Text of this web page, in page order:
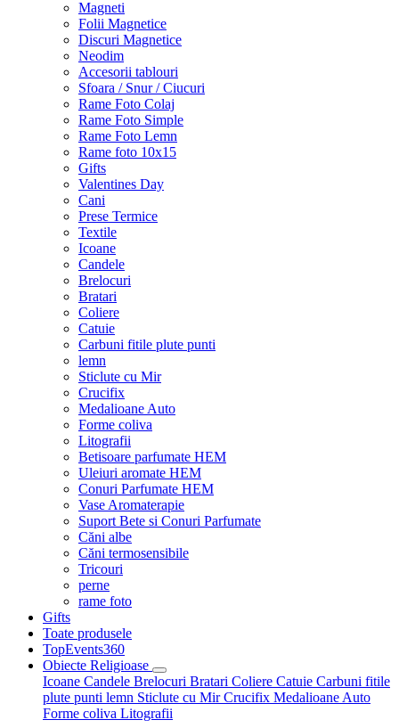
Magneti
Folii Magnetice
Discuri Magnetice
Neodim
Accesorii tablouri
Sfoara / Snur / Ciucuri
Rame Foto Colaj
Rame Foto Simple
Rame Foto Lemn
Rame foto 10x15
Gifts
Valentines Day
Cani
Prese Termice
Textile
Icoane
Candele
Brelocuri
Bratari
Coliere
Catuie
Carbuni fitile plute punti
lemn
Sticlute cu Mir
Crucifix
Medalioane Auto
Forme coliva
Litografii
Betisoare parfumate HEM
Uleiuri aromate HEM
Conuri Parfumate HEM
Vase Aromaterapie
Suport Bete si Conuri Parfumate
Căni albe
Căni termosensibile
Tricouri
perne
rame foto
Gifts
Toate produsele
TopEvents360
Obiecte Religioase
Icoane Candele Brelocuri Bratari Coliere Catuie Carbuni fitile
plute punti lemn Sticlute cu MirCrucifix Medalioane Auto
Forme coliva Litografii